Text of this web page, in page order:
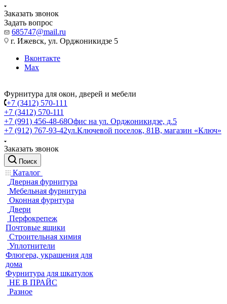
Заказать звонок
Задать вопрос
685747@mail.ru
г. Ижевск, ул. Орджоникидзе 5
Вконтакте
Max
Фурнитура для окон, дверей и мебели
+7 (3412) 570-111
+7 (3412) 570-111
+7 (991) 456-48-68Офис на ул. Орджоникидзе, д.5
+7 (912) 767-93-42ул.Ключевой поселок, 81В, магазин «Ключ»
Заказать звонок
Поиск
Каталог
Дверная фурнитура
Мебельная фурнитура
Оконная фурнтура
Двери
Перфокрепеж
Почтовые ящики
Строительная химия
Уплотнители
Флюгера, украшения для
дома
Фурнитура для шкатулок
НЕ В ПРАЙС
Разное